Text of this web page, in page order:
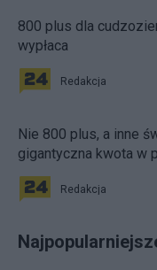
800 plus dla
wypłaca
Redakcja
Nie 800 plus, a inne
gigantyczna kwota w
Redakcja